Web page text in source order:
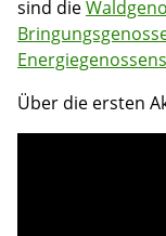
sind die
Über die ersten